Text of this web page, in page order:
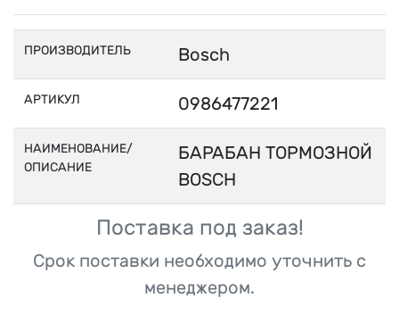
ПРОИЗВОДИТЕЛЬ Bosch
АРТИКУЛ 0986477221
НАИМЕНОВАНИЕ/
ОПИСАНИЕ
БАРАБАН ТОРМОЗНОЙ
BOSCH
Поставка под заказ!
Срок поставки необходимо уточнить с
менеджером.